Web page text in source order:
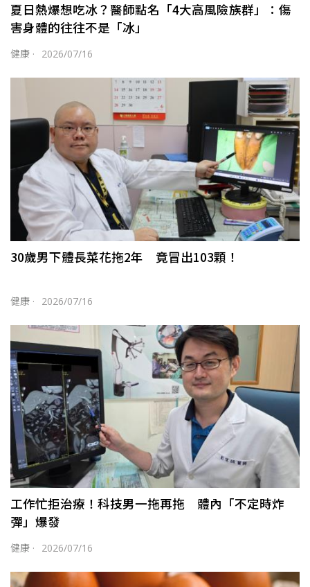
夏日熱爆想吃冰？醫師點名「4大高風險族群」：傷
害身體的往往不是「冰」
健康 · 2026/07/16
30歲男下體長菜花拖2年 竟冒出103顆！
健康 · 2026/07/16
工作忙拒治療！科技男一拖再拖 體內「不定時炸
彈」爆發
健康 · 2026/07/16